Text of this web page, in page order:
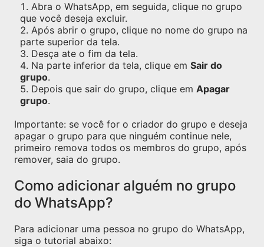
Abra o WhatsApp, em seguida, clique no grupo
que você deseja excluir.
Após abrir o grupo, clique no nome do grupo na
parte superior da tela.
Desça ate o fim da tela.
Na parte inferior da tela, clique em Sair do
grupo.
Depois que sair do grupo, clique em Apagar
grupo.
Importante: se você for o criador do grupo e deseja
apagar o grupo para que ninguém continue nele,
primeiro remova todos os membros do grupo, após
remover, saia do grupo.
Como adicionar alguém no grupo
do WhatsApp?
Para adicionar uma pessoa no grupo do WhatsApp,
siga o tutorial abaixo: